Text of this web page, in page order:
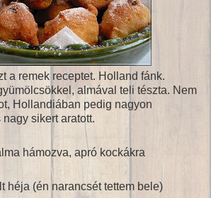
a remek receptet. Holland fánk.
almával teli tészta. Nem
Hollandiában pedig nagyon
sikert aratott.
hámozva, apró kockákra
héja (én narancsét tettem bele)